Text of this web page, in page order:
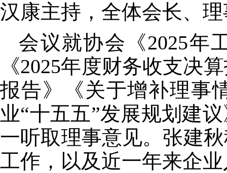
汉康主持，全体会长、
会议就协会《2025年
《2025年度财务收支决
报告》《关于增补理事
业“十五五”发展规划建
一听取理事意见。张建
工作，以及近一年来企